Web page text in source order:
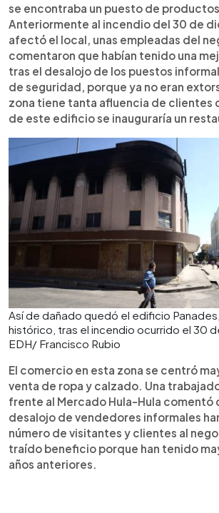
se encontraba un puesto de
Anteriormente al incendio del 30 de
afectó el local, unas empleadas del
comentaron que habían tenido una
tras el desalojo de los puestos
de seguridad, porque ya no eran
zona tiene tanta afluencia de clientes
de este edificio se inauguraría un
Así de dañado quedó el edificio
histórico, tras el incendio ocurrido el 30
EDH/ Francisco Rubio
El comercio en esta zona se centró
venta de ropa y calzado. Una
frente al Mercado Hula-Hula comentó
desalojo de vendedores informales
número de visitantes y clientes al
traído beneficio porque han tenido
años anteriores.